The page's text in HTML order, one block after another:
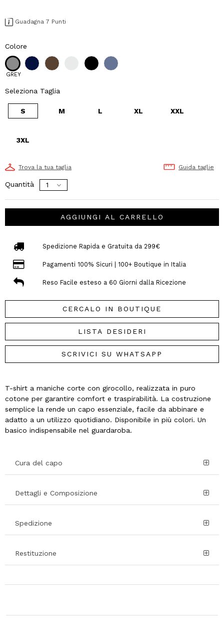
Guadagna 7 Punti
Colore
GREY
Seleziona Taglia
S M L XL XXL
3XL
Trova la tua taglia Guida taglie
Quantità
AGGIUNGI AL CARRELLO
Spedizione Rapida e Gratuita da 299€
Pagamenti 100% Sicuri | 100+ Boutique in Italia
Reso Facile esteso a 60 Giorni dalla Ricezione
CERCALO IN BOUTIQUE
LISTA DESIDERI
SCRIVICI SU WHATSAPP
T-shirt a maniche corte con girocollo, realizzata in puro
cotone per garantire comfort e traspirabilità. La costruzione
semplice la rende un capo essenziale, facile da abbinare e
adatto a un utilizzo quotidiano. Disponibile in più colori. Un
basico indispensabile nel guardaroba.
Cura del capo
Dettagli e Composizione
Spedizione
Restituzione